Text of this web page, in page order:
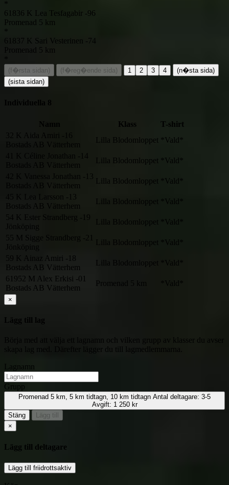
61836 K Lea Tesfagabir -96
Promenad 5 km
61837 K Sari Vesterinen -74
Promenad 5 km
(f�rsta sidan) (f�reg�ende sida) 1 2 3 4
(n�sta sida)
(sista sidan)
Klass
T-shirt
Lilla Blodomloppet
*Vald*
-14
Bostads AB Vätterhem
Lilla Blodomloppet
*Vald*
Vanessa Jonathan -13
Bostads AB Vätterhem
Lilla Blodomloppet
*Vald*
Lea Larsson -13
Bostads AB Vätterhem
Lilla Blodomloppet
*Vald*
Ester Strandberg -19
Lilla Blodomloppet
*Vald*
-21
Lilla Blodomloppet
*Vald*
Ainaz Amiri -18
Bostads AB Vätterhem
Lilla Blodomloppet
*Vald*
61952 M Alex Erkisi -01
Bostads AB Vätterhem
Promenad 5 km *Vald*
×
Lägg till lag
Börja med att välja ett lagnamn och vilken grupp av klasser du avser
skapa lag med. Därefter lägger du till lagmedlemmarna.
Lagnamn
Grupp
Promenad 5 km, 5 km tidtagn, 10 km tidtagn Antal deltagare: 3-5
Avgift: 1 250 kr
Stäng
Lägg till
×
Lägg till deltagare
Lägg till friidrottsaktiv